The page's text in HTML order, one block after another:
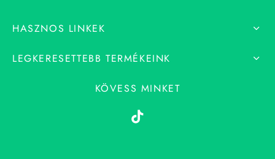
HASZNOS LINKEK
LEGKERESETTEBB TERMÉKEINK
KÖVESS MINKET